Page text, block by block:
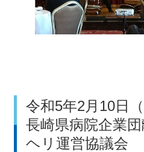
令和5年2月10日（
長崎県病院企業
ヘリ運営協議会